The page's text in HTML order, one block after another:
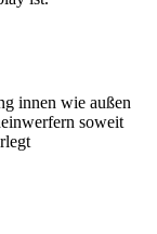
innen wie außen
soweit